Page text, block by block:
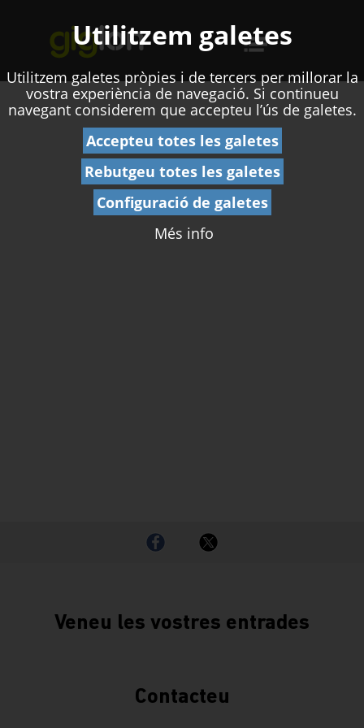
Veneu les vostres entrades
Contacteu
Utilitzem galetes
Utilitzem galetes pròpies i de tercers per millorar la
vostra experiència de navegació. Si continueu
navegant considerem que accepteu l’ús de galetes.
Accepteu totes les galetes
Rebutgeu totes les galetes
Configuració de galetes
Més info